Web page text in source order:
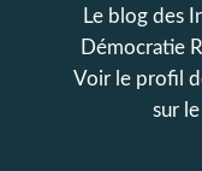
Le blog des
Démocratie
Voir le profil
sur